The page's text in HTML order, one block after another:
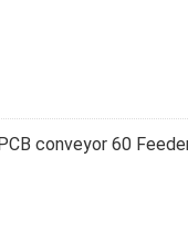
conveyor 60